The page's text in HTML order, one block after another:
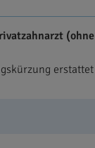
(ohne
erstattet